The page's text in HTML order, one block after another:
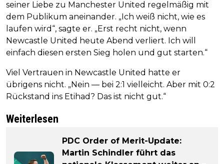
seiner Liebe zu Manchester United regelmäßig mit
dem Publikum aneinander. „Ich weiß nicht, wie es
laufen wird“, sagte er. „Erst recht nicht, wenn
Newcastle United heute Abend verliert. Ich will
einfach diesen ersten Sieg holen und gut starten.“
Viel Vertrauen in Newcastle United hatte er
übrigens nicht. „Nein — bei 2:1 vielleicht. Aber mit 0:2
Rückstand ins Etihad? Das ist nicht gut.“
Weiterlesen
PDC Order of Merit-Update:
Martin Schindler führt das